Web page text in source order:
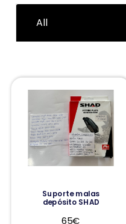
All
Suporte malas
depósito SHAD
65€